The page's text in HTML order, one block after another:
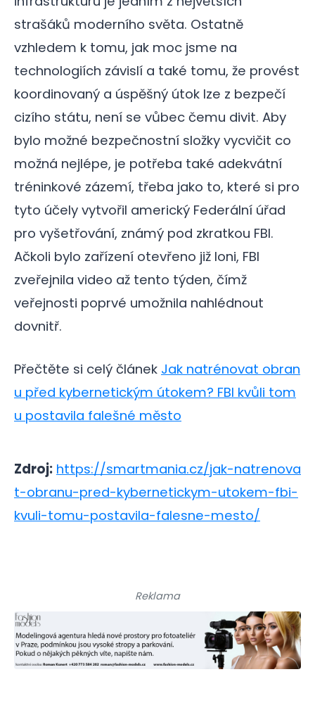
strašáků moderního světa. Ostatně
vzhledem k tomu, jak moc jsme na
technologiích závislí a také tomu, že provést
koordinovaný a úspěšný útok lze z bezpečí
cizího státu, není se vůbec čemu divit. Aby
bylo možné bezpečnostní složky vycvičit co
možná nejlépe, je potřeba také adekvátní
tréninkové zázemí, třeba jako to, které si pro
tyto účely vytvořil americký Federální úřad
pro vyšetřování, známý pod zkratkou FBI.
Ačkoli bylo zařízení otevřeno již loni, FBI
zveřejnila video až tento týden, čímž
veřejnosti poprvé umožnila nahlédnout
dovnitř.
Přečtěte si celý článek Jak natrénovat obran
u před kybernetickým útokem? FBI kvůli tom
u postavila falešné město
Zdroj: https://smartmania.cz/jak-natrenova
t-obranu-pred-kybernetickym-utokem-fbi-
kvuli-tomu-postavila-falesne-mesto/
Reklama